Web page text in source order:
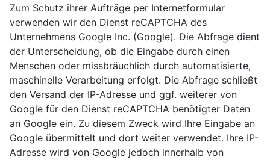
Zum Schutz ihrer Aufträge per Internetformular
verwenden wir den Dienst reCAPTCHA des
Unternehmens Google Inc. (Google). Die Abfrage dient
der Unterscheidung, ob die Eingabe durch einen
Menschen oder missbräuchlich durch automatisierte,
maschinelle Verarbeitung erfolgt. Die Abfrage schließt
den Versand der IP-Adresse und ggf. weiterer von
Google für den Dienst reCAPTCHA benötigter Daten
an Google ein. Zu diesem Zweck wird Ihre Eingabe an
Google übermittelt und dort weiter verwendet. Ihre IP-
Adresse wird von Google jedoch innerhalb von